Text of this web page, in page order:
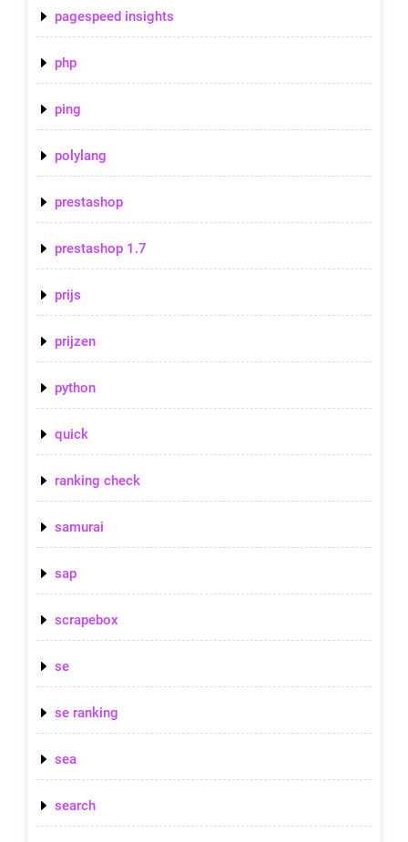
pagespeed insights
php
ping
polylang
prestashop
prestashop 1.7
prijs
prijzen
python
quick
ranking check
samurai
sap
scrapebox
se
se ranking
sea
search